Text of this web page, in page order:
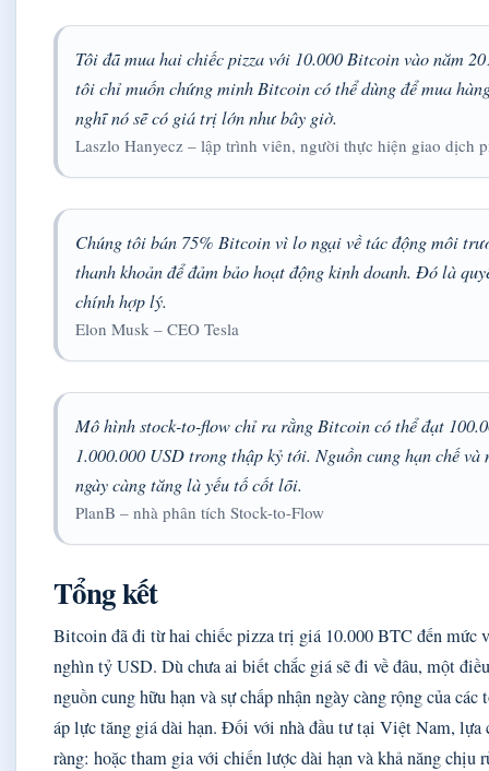
Tôi đã mua hai chiếc pizza với 10.000 Bitcoin vào năm
tôi chỉ muốn chứng minh Bitcoin có thể dùng để mua
nghĩ nó sẽ có giá trị lớn như bây giờ.
Laszlo Hanyecz – lập trình viên, người thực hiện giao dịch
Chúng tôi bán 75% Bitcoin vì lo ngại về tác động môi
thanh khoản để đảm bảo hoạt động kinh doanh. Đó là
chính hợp lý.
Elon Musk – CEO Tesla
Mô hình stock-to-flow chỉ ra rằng Bitcoin có thể đạt
1.000.000 USD trong thập kỷ tới. Nguồn cung hạn chế và
ngày càng tăng là yếu tố cốt lõi.
PlanB – nhà phân tích Stock-to-Flow
Tổng kết
Bitcoin đã đi từ hai chiếc pizza trị giá 10.000 BTC đến mức
nghìn tỷ USD. Dù chưa ai biết chắc giá sẽ đi về đâu, một
nguồn cung hữu hạn và sự chấp nhận ngày càng rộng của các
áp lực tăng giá dài hạn. Đối với nhà đầu tư tại Việt Nam, lựa
ràng: hoặc tham gia với chiến lược dài hạn và khả năng chịu